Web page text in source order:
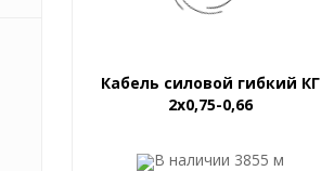
Кабель силовой гибкий КГ
2x0,75-0,66
В наличии 3855 м